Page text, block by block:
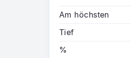
Am höchsten
Tief
%